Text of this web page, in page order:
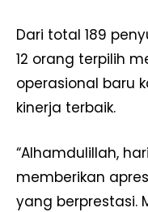
Dari total 189
12 orang terpilih
operasional baru
kinerja terbaik.
“Alhamdulillah,
memberikan
yang berprestasi.